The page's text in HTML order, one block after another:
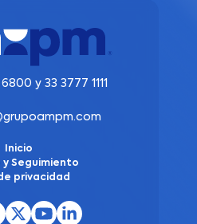
6800 y 33 3777 1111
Inicio
y Seguimiento
privacidad